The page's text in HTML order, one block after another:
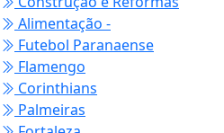
Alimentação -
Futebol Paranaense
Flamengo
Corinthians
Palmeiras